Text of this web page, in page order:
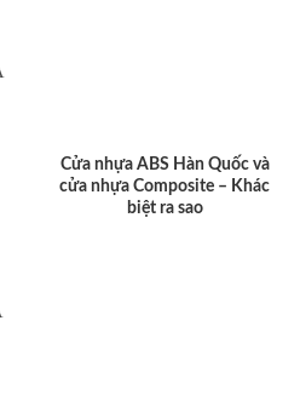
Cửa nhựa ABS Hàn Quốc và
cửa nhựa Composite – Khác
biệt ra sao